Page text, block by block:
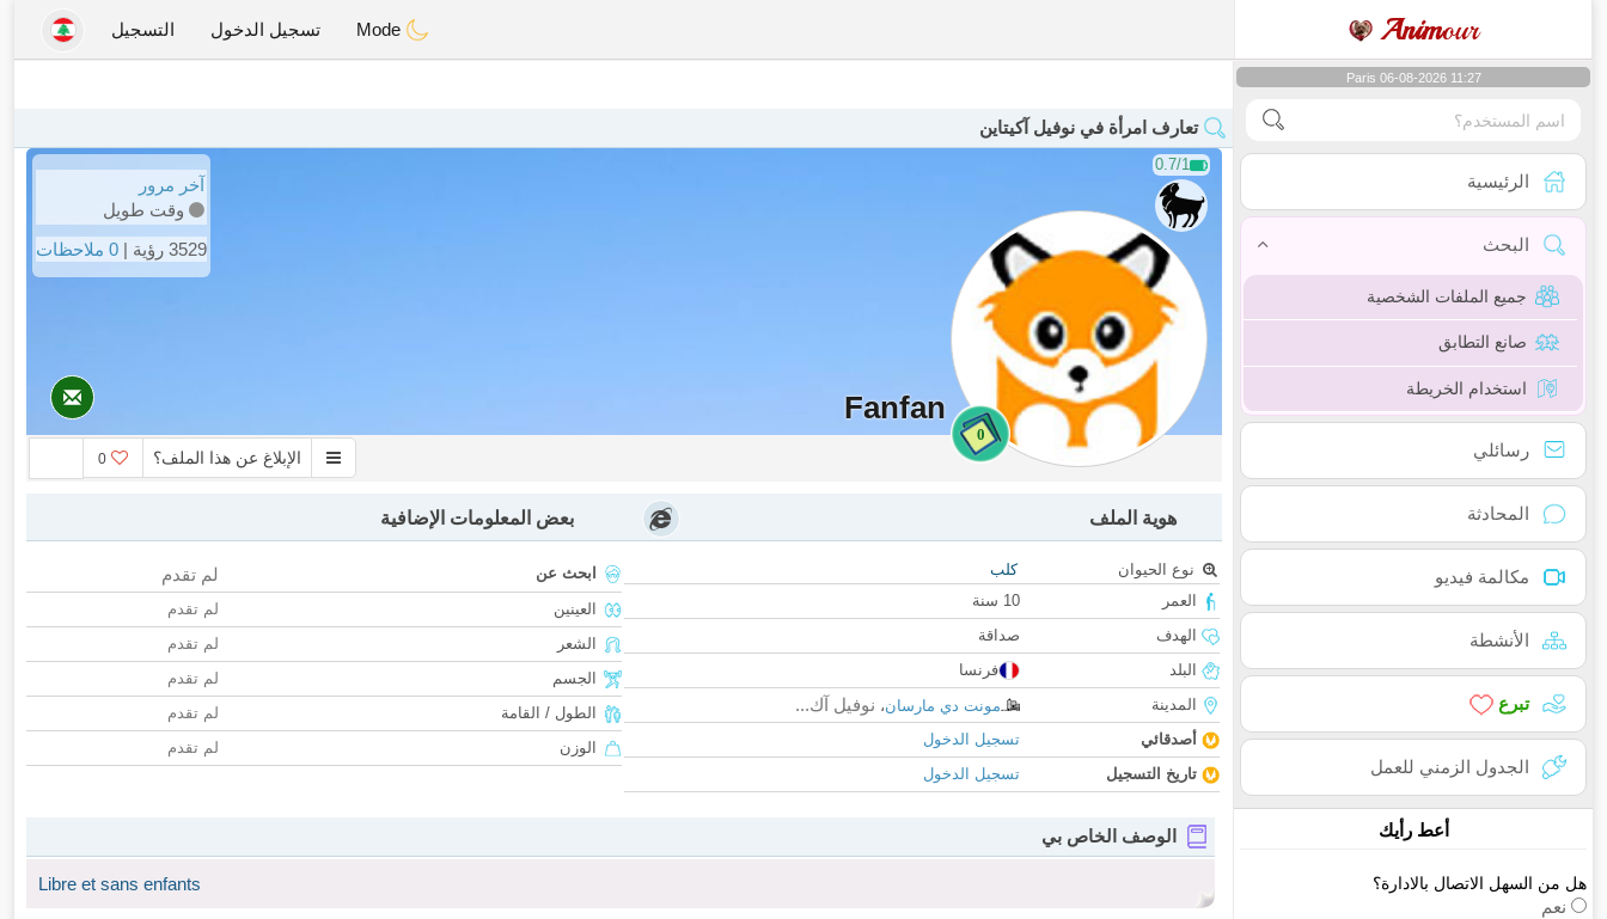
Animour تسجيل الدخول التسجيل
Paris 06-08-2026 11:27
الرئيسية
البحث
جميع الملفات الشخصية
صانع التطابق
استخدام الخريطة
رسائلي
المحادثة
مكالمة فيديو
الأنشطة
تبرع
الجدول الزمني للعمل
أعط رأيك
هل من السهل الاتصال بالادارة؟
نعم
تعارف امرأة في نوفيل آكيتاين
0.7/1
0
Fanfan
آخر مرور
وقت طويل
3529 رؤية |
0 ملاحظات
الإبلاغ عن هذا الملف؟ 0
هوية الملف
نوع الحيوان
كلب
العمر
10 سنة
الهدف
صداقة
البلد
فرنسا
المدينة
مونت دي مارسان، نوفيل آك...
أصدقائي
تسجيل الدخول
تاريخ التسجيل
تسجيل الدخول
بعض المعلومات الإضافية
ابحث عن لم تقدم
العينين
لم تقدم
الشعر
لم تقدم
الجسم
لم تقدم
الطول / القامة
لم تقدم
الوزن
لم تقدم
الوصف الخاص بي
Libre et sans enfants